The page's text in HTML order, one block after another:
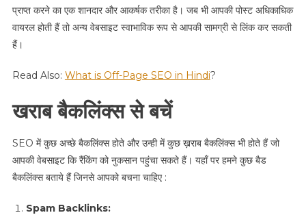
प्राप्त करने का एक शानदार और आकर्षक तरीका है। जब भी आपकी पोस्ट अधिकाधिक
वायरल होती हैं तो अन्य वेबसाइट स्वाभाविक रूप से आपकी सामग्री से लिंक कर सकती
हैं।
Read Also: What is Off-Page SEO in Hindi?
खराब बैकलिंक्स से बचें
SEO में कुछ अच्छे बैकलिंक्स होते और उन्ही में कुछ ख़राब बैकलिंक्स भी होते हैं जो
आपकी वेबसाइट कि रैंकिंग को नुकसान पहुंचा सकते हैं। यहाँ पर हमने कुछ बैड
बैकलिंक्स बताये हैं जिनसे आपको बचना चाहिए :
Spam Backlinks: